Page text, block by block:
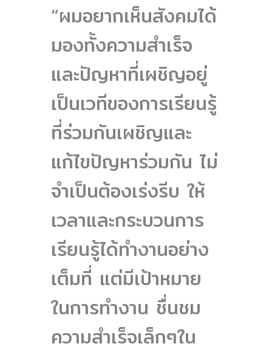
“ผมอยากเห็นสังคมได้
มองทั้งความสำเร็จ
และปัญหาที่เผชิญอยู่
เป็นเวทีของการเรียนรู้
ที่ร่วมกันเผชิญและ
แก้ไขปัญหาร่วมกัน ไม่
จำเป็นต้องเร่งรีบ ให้
เวลาและกระบวนการ
เรียนรู้ได้ทำงานอย่าง
เต็มที่ แต่มีเป้าหมาย
ในการทำงาน ชื่นชม
ความสำเร็จเล็กๆใน